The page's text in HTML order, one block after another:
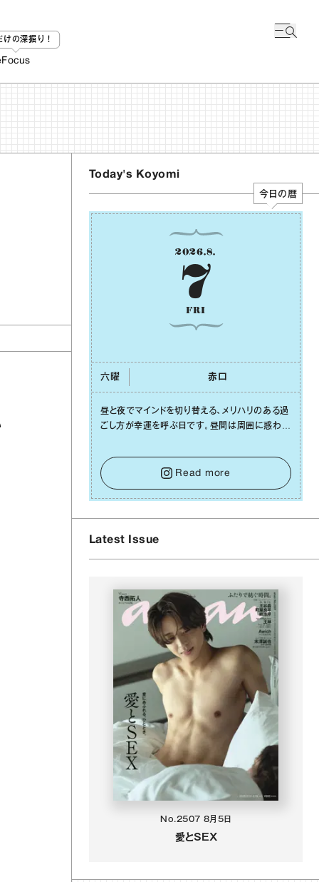
けの深掘り！
Focus
Today's Koyomi
今日の暦
2026.8.
7
FRI
六曜 ⾚⼝
昼と夜でマインドを切り替える、メリハリのある過
ごし⽅が幸運を呼ぶ⽇です。昼間は周囲に惑わさ
をキープして。そして夜は、疲れや寂しさから⽢
い⾔葉に流されないよう、⼼にしっかりブレーキ
をかけること。この意識の切り替えが、あなたに
確かな安⼼感をもたらすはずです。
Read more
Latest Issue
No.2507 8月5日
愛とSEX